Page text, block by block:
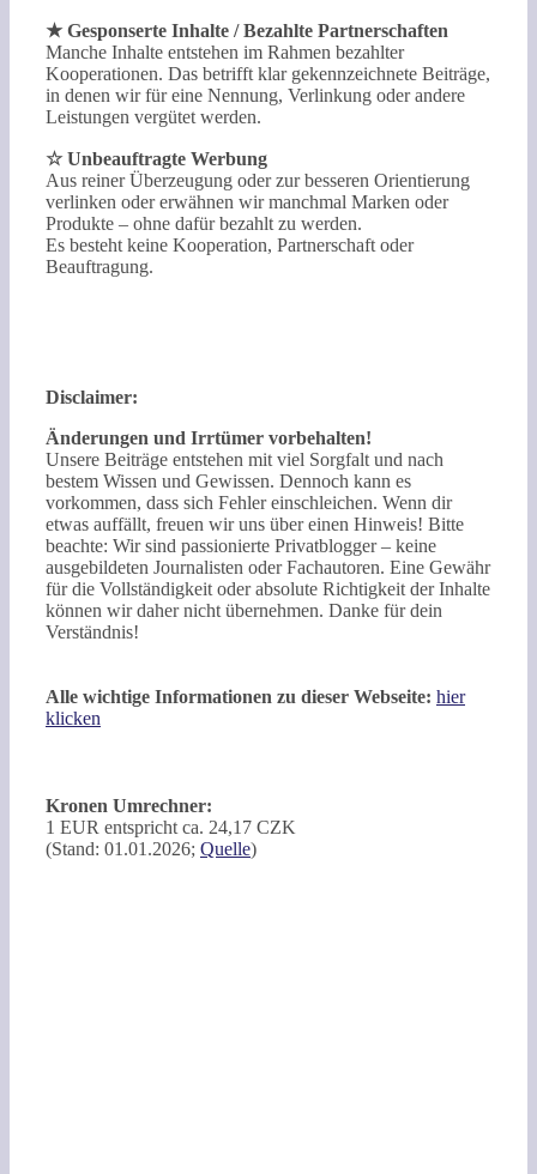
★ Gesponserte Inhalte / Bezahlte Partnerschaften
Manche Inhalte entstehen im Rahmen bezahlter
Kooperationen. Das betrifft klar gekennzeichnete Beiträge,
in denen wir für eine Nennung, Verlinkung oder andere
Leistungen vergütet werden.
☆ Unbeauftragte Werbung
Aus reiner Überzeugung oder zur besseren Orientierung
verlinken oder erwähnen wir manchmal Marken oder
Produkte – ohne dafür bezahlt zu werden.
Es besteht keine Kooperation, Partnerschaft oder
Beauftragung.
Disclaimer:
Änderungen und Irrtümer vorbehalten!
Unsere Beiträge entstehen mit viel Sorgfalt und nach
bestem Wissen und Gewissen. Dennoch kann es
vorkommen, dass sich Fehler einschleichen. Wenn dir
etwas auffällt, freuen wir uns über einen Hinweis! Bitte
beachte: Wir sind passionierte Privatblogger – keine
ausgebildeten Journalisten oder Fachautoren. Eine Gewähr
für die Vollständigkeit oder absolute Richtigkeit der Inhalte
können wir daher nicht übernehmen. Danke für dein
Verständnis!
Alle wichtige Informationen zu dieser Webseite: hier
klicken
Kronen Umrechner:
1 EUR entspricht ca. 24,17 CZK
(Stand: 01.01.2026; Quelle)